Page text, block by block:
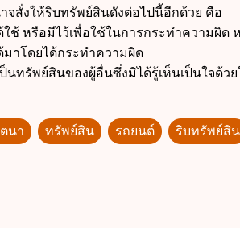
จสั่งให้ริบทรัพย์สินดังต่อไปนี้อีกด้วย คือ
ช้ หรือมีไว้เพื่อใช้ในการกระทำความผิด
าโดยได้กระทำความผิด
นทรัพย์สินของผู้อื่นซึ่งมิได้รู้เห็นเป็นใจด้ว
ตนา ทรัพย์สิน รถยนต์ ริบทรัพย์สิน